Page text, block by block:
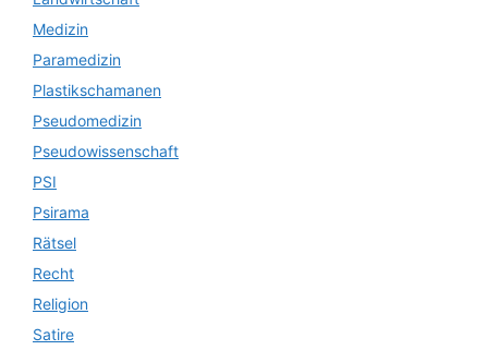
Medizin
Paramedizin
Plastikschamanen
Pseudomedizin
Pseudowissenschaft
PSI
Psirama
Rätsel
Recht
Religion
Satire